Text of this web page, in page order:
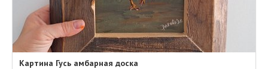
Картина Гусь амбарная доска